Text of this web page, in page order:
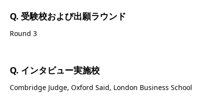
Q. 受験校および出願ラウンド
Round 3
Q. インタビュー実施校
Combridge Judge, Oxford Said, London Business School